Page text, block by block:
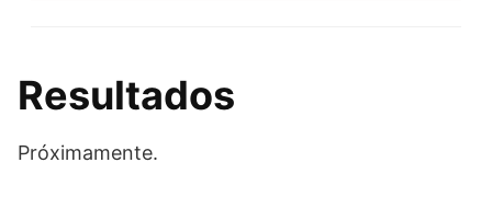
Resultados
Próximamente.